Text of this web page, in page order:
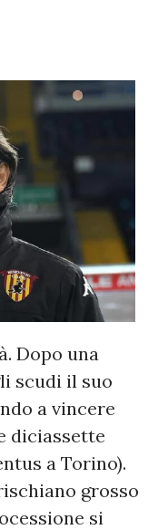
Dopo una
scudi il suo
a vincere
diciassette
a Torino).
grosso
si